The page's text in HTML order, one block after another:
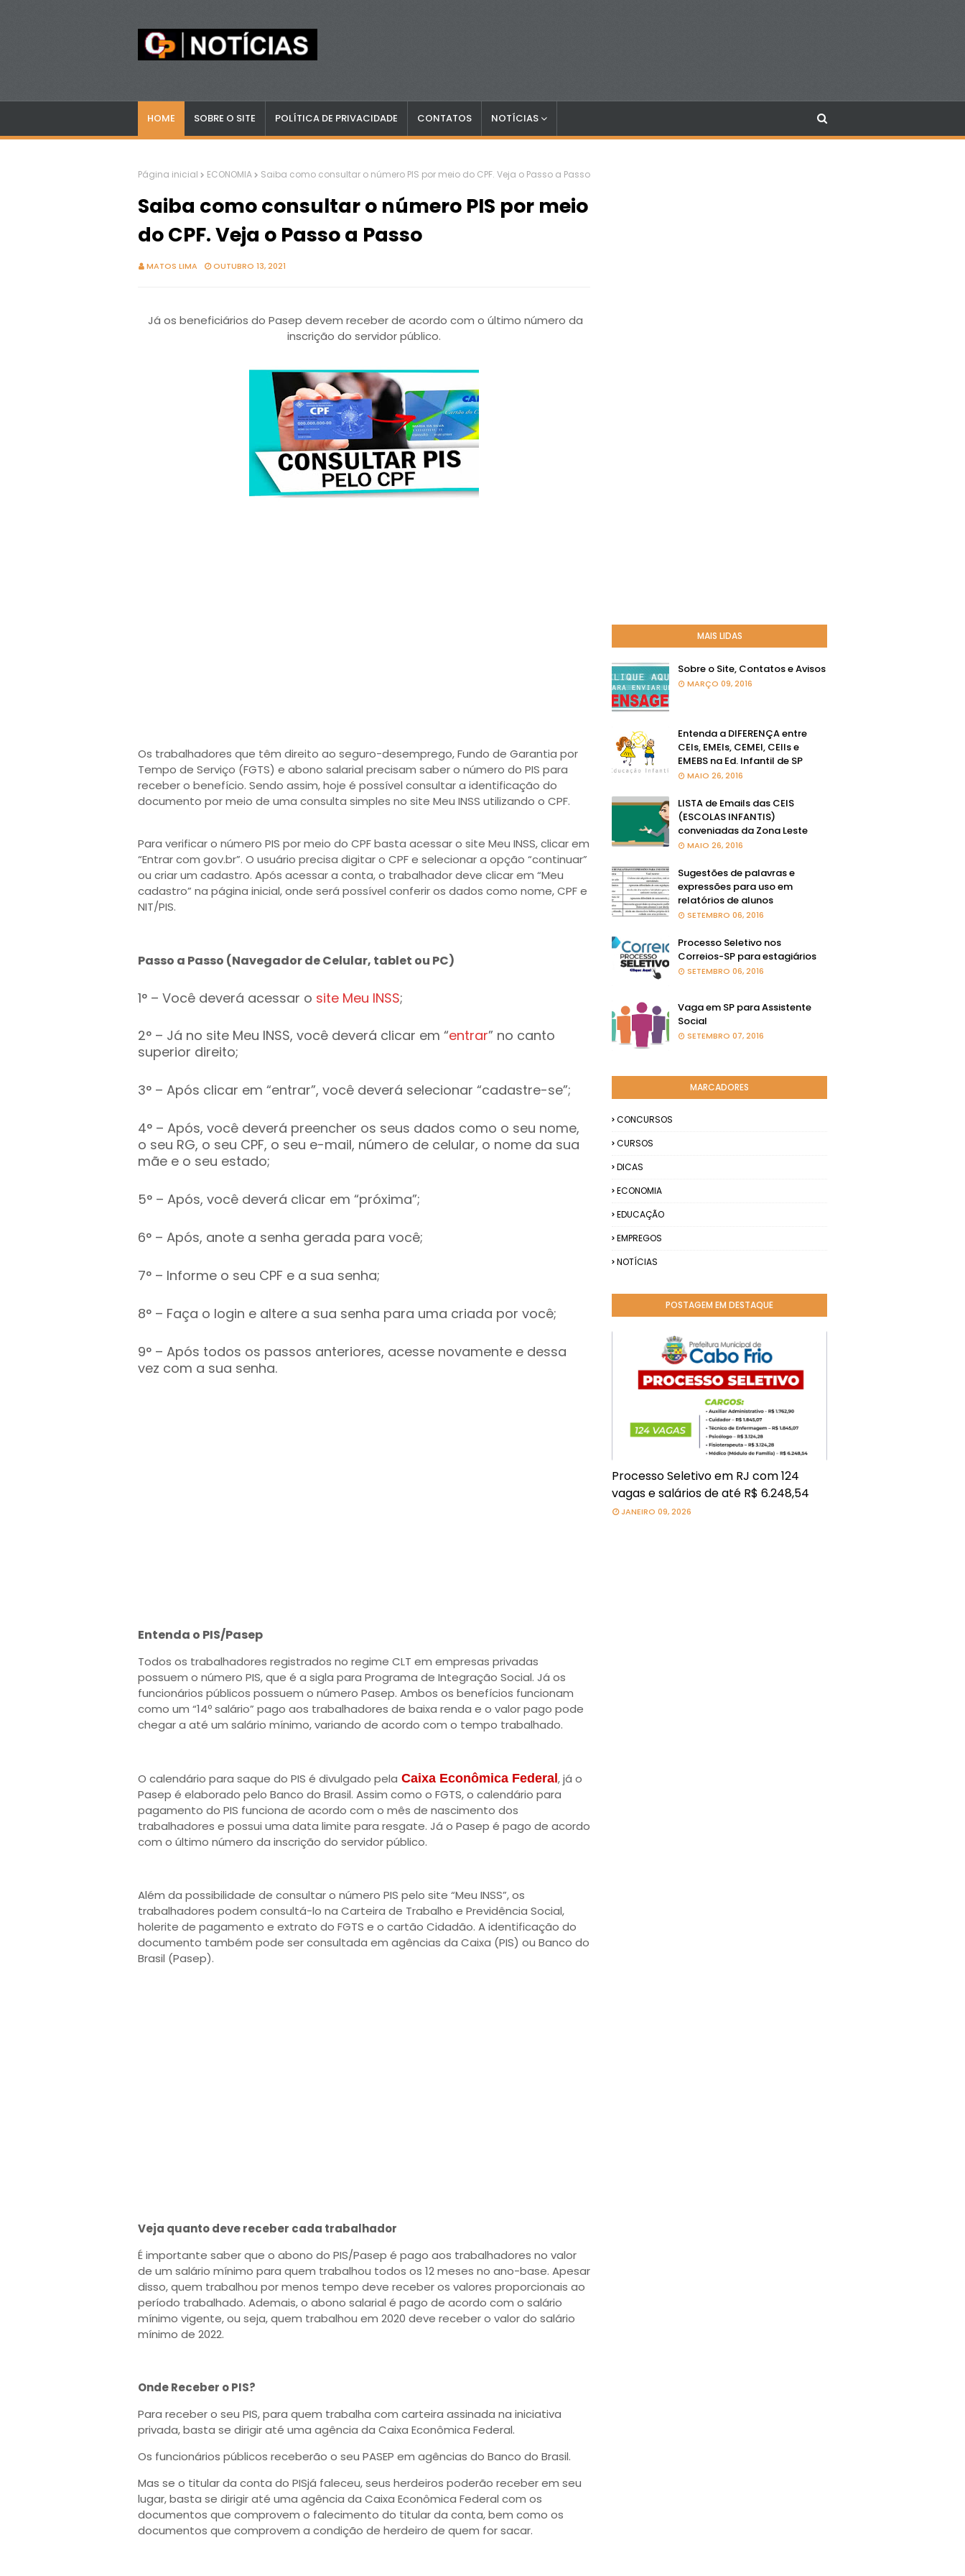
HOME SOBRE O SITE POLÍTICA DE PRIVACIDADE CONTATOS NOTÍCIAS
Página inicial ECONOMIA Saiba como consultar o número PIS por meio do CPF. Veja o Passo a Passo
Saiba como consultar o número PIS por meio
do CPF. Veja o Passo a Passo
MATOS LIMA OUTUBRO 13, 2021
Já os beneficiários do Pasep devem receber de acordo com o último número da
inscrição do servidor público.
Os trabalhadores que têm direito ao seguro-desemprego, Fundo de Garantia por
Tempo de Serviço (FGTS) e abono salarial precisam saber o número do PIS para
receber o benefício. Sendo assim, hoje é possível consultar a identificação do
documento por meio de uma consulta simples no site Meu INSS utilizando o CPF.
Para verificar o número PIS por meio do CPF basta acessar o site Meu INSS, clicar em
“Entrar com gov.br”. O usuário precisa digitar o CPF e selecionar a opção “continuar”
ou criar um cadastro. Após acessar a conta, o trabalhador deve clicar em “Meu
cadastro” na página inicial, onde será possível conferir os dados como nome, CPF e
NIT/PIS.
Passo a Passo (Navegador de Celular, tablet ou PC)
1° – Você deverá acessar o site Meu INSS;
2° – Já no site Meu INSS, você deverá clicar em “entrar” no canto
superior direito;
3° – Após clicar em “entrar”, você deverá selecionar “cadastre-se”;
4° – Após, você deverá preencher os seus dados como o seu nome,
o seu RG, o seu CPF, o seu e-mail, número de celular, o nome da sua
mãe e o seu estado;
5° – Após, você deverá clicar em “próxima”;
6° – Após, anote a senha gerada para você;
7° – Informe o seu CPF e a sua senha;
8° – Faça o login e altere a sua senha para uma criada por você;
9° – Após todos os passos anteriores, acesse novamente e dessa
vez com a sua senha.
Entenda o PIS/Pasep
Todos os trabalhadores registrados no regime CLT em empresas privadas
possuem o número PIS, que é a sigla para Programa de Integração Social. Já os
funcionários públicos possuem o número Pasep. Ambos os benefícios funcionam
como um “14º salário” pago aos trabalhadores de baixa renda e o valor pago pode
chegar a até um salário mínimo, variando de acordo com o tempo trabalhado.
O calendário para saque do PIS é divulgado pela Caixa Econômica Federal , já o
Pasep é elaborado pelo Banco do Brasil. Assim como o FGTS, o calendário para
pagamento do PIS funciona de acordo com o mês de nascimento dos
trabalhadores e possui uma data limite para resgate. Já o Pasep é pago de acordo
com o último número da inscrição do servidor público.
Além da possibilidade de consultar o número PIS pelo site “Meu INSS”, os
trabalhadores podem consultá-lo na Carteira de Trabalho e Previdência Social,
holerite de pagamento e extrato do FGTS e o cartão Cidadão. A identificação do
documento também pode ser consultada em agências da Caixa (PIS) ou Banco do
Brasil (Pasep).
Veja quanto deve receber cada trabalhador
É importante saber que o abono do PIS/Pasep é pago aos trabalhadores no valor
de um salário mínimo para quem trabalhou todos os 12 meses no ano-base. Apesar
disso, quem trabalhou por menos tempo deve receber os valores proporcionais ao
período trabalhado. Ademais, o abono salarial é pago de acordo com o salário
mínimo vigente, ou seja, quem trabalhou em 2020 deve receber o valor do salário
mínimo de 2022.
Onde Receber o PIS?
Para receber o seu PIS, para quem trabalha com carteira assinada na iniciativa
privada, basta se dirigir até uma agência da Caixa Econômica Federal.
Os funcionários públicos receberão o seu PASEP em agências do Banco do Brasil.
Mas se o titular da conta do PISjá faleceu, seus herdeiros poderão receber em seu
lugar, basta se dirigir até uma agência da Caixa Econômica Federal com os
documentos que comprovem o falecimento do titular da conta, bem como os
documentos que comprovem a condição de herdeiro de quem for sacar.
MAIS LIDAS
Sobre o Site, Contatos e Avisos
MARÇO 09, 2016
Entenda a DIFERENÇA entre
CEIs, EMEIs, CEMEI, CEIIs e
EMEBS na Ed. Infantil de SP
MAIO 26, 2016
LISTA de Emails das CEIS
(ESCOLAS INFANTIS)
conveniadas da Zona Leste
MAIO 26, 2016
Sugestões de palavras e
expressões para uso em
relatórios de alunos
SETEMBRO 06, 2016
Processo Seletivo nos
Correios-SP para estagiários
SETEMBRO 06, 2016
Vaga em SP para Assistente
Social
SETEMBRO 07, 2016
MARCADORES
CONCURSOS
CURSOS
DICAS
ECONOMIA
EDUCAÇÃO
EMPREGOS
NOTÍCIAS
POSTAGEM EM DESTAQUE
Processo Seletivo em RJ com 124
vagas e salários de até R$ 6.248,54
JANEIRO 09, 2026